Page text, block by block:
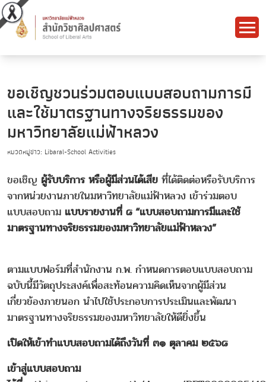
ขอเชิญชวนร่วมตอบแบบสอบถามการมี
และใช้มาตรฐานทางจริยธรรมของ
มหาวิทยาลัยแม่ฟ้าหลวง
หมวดหมู่ข่าว: Libaral-School Activities
ขอเชิญ ผู้รับบริการ หรือผู้มีส่วนได้เสีย ที่ได้ติดต่อหรือรับบริการ
จากหน่วยงานภายในมหาวิทยาลัยแม่ฟ้าหลวง เข้าร่วมตอบ
แบบสอบถาม แบบรายงานที่ ๘ “แบบสอบถามการมีและใช้
มาตรฐานทางจริยธรรมของมหาวิทยาลัยแม่ฟ้าหลวง”
ตามแบบฟอร์มที่สำนักงาน ก.พ. กำหนดการตอบแบบสอบถาม
ฉบับนี้มีวัตถุประสงค์เพื่อสะท้อนความคิดเห็นจากผู้มีส่วน
เกี่ยวข้องภายนอก นำไปใช้ประกอบการประเมินและพัฒนา
มาตรฐานทางจริยธรรมของมหาวิทยาลัยให้ดียิ่งขึ้น
เปิดให้เข้าทำแบบสอบถามได้ถึงวันที่ ๓๑ ตุลาคม ๒๕๖๘
เข้าสู่แบบสอบถาม